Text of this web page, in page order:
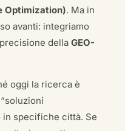
Optimization). Ma in
avanti: integriamo
della GEO-
oggi la ricerca è
in specifiche città. Se